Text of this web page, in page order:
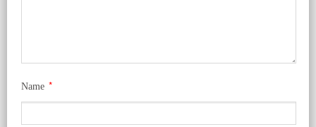
Name *